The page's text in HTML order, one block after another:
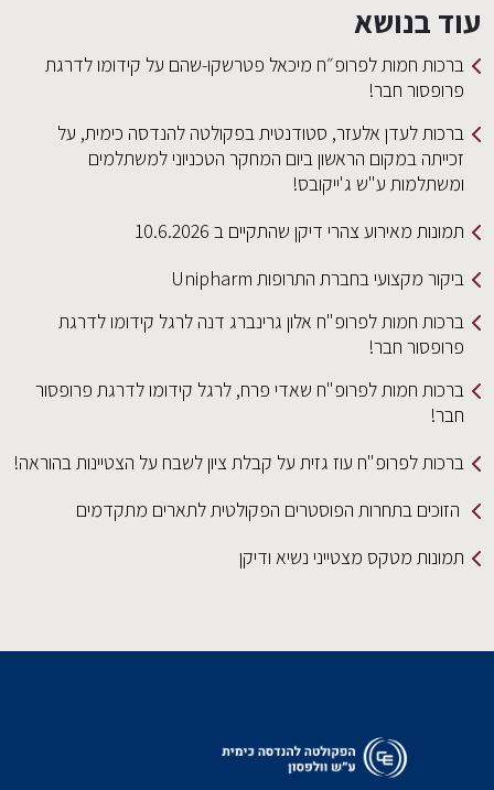
עוד בנושא
ברכות חמות לפרופ״ח מיכאל פטרשקו-שהם על קידומו לדרגת
פרופסור חבר!
ברכות לעדן אלעזר, סטודנטית בפקולטה להנדסה כימית, על
זכייתה במקום הראשון ביום המחקר הטכניוני למשתלמים
ומשתלמות ע"ש ג'ייקובס!
תמונות מאירוע צהרי דיקן שהתקיים ב 10.6.2026
ביקור מקצועי בחברת התרופות Unipharm
ברכות חמות לפרופ"ח אלון גרינברג דנה לרגל קידומו לדרגת
פרופסור חבר!
ברכות חמות לפרופ"ח שאדי פרח, לרגל קידומו לדרגת פרופסור
חבר!
ברכות לפרופ"ח עוז גזית על קבלת ציון לשבח על הצטיינות בהוראה!
הזוכים בתחרות הפוסטרים הפקולטית לתארים מתקדמים
תמונות מטקס מצטייני נשיא ודיקן